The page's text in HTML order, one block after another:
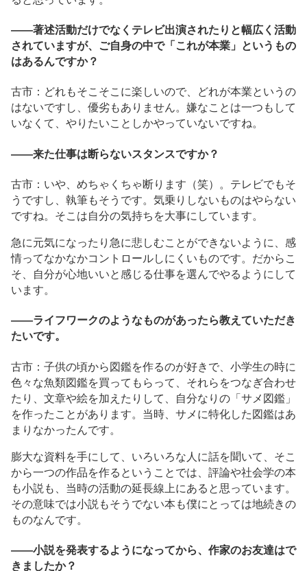
――著述活動だけでなくテレビ出演されたりと幅広く活動
されていますが、ご自身の中で「これが本業」というもの
はあるんですか？
古市：どれもそこそこに楽しいので、どれが本業というの
はないですし、優劣もありません。嫌なことは一つもして
いなくて、やりたいことしかやっていないですね。
――来た仕事は断らないスタンスですか？
古市：いや、めちゃくちゃ断ります（笑）。テレビでもそ
うですし、執筆もそうです。気乗りしないものはやらない
ですね。そこは自分の気持ちを大事にしています。
急に元気になったり急に悲しむことができないように、感
情ってなかなかコントロールしにくいものです。だからこ
そ、自分が心地いいと感じる仕事を選んでやるようにして
います。
――ライフワークのようなものがあったら教えていただき
たいです。
古市：子供の頃から図鑑を作るのが好きで、小学生の時に
色々な魚類図鑑を買ってもらって、それらをつなぎ合わせ
たり、文章や絵を加えたりして、自分なりの「サメ図鑑」
を作ったことがあります。当時、サメに特化した図鑑はあ
まりなかったんです。
膨大な資料を手にして、いろいろな人に話を聞いて、そこ
から一つの作品を作るということでは、評論や社会学の本
も小説も、当時の活動の延長線上にあると思っています。
その意味では小説もそうでない本も僕にとっては地続きの
ものなんです。
――小説を発表するようになってから、作家のお友達はで
きましたか？